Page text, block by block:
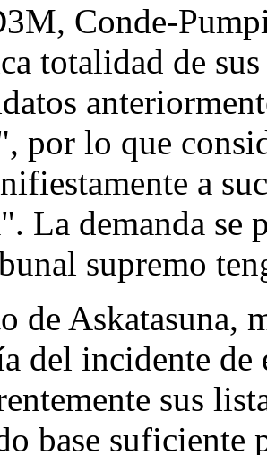
Conde-
totalidad de
por lo que
a
La demanda se
supremo
de Askatasuna,
del incidente de
sus
base suficiente